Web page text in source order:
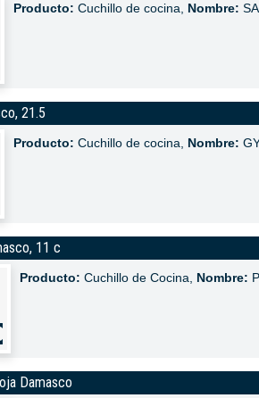
Producto: Cuchillo de cocina, Nombre:
21.5
Producto: Cuchillo de cocina, Nombre:
11 c
Producto: Cuchillo de Cocina, Nombre:
Damasco